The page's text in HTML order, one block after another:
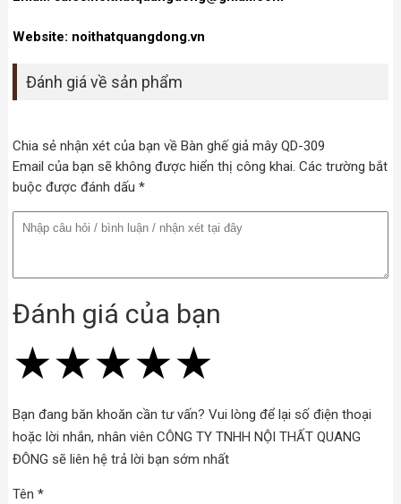
Website: noithatquangdong.vn
Đánh giá về sản phẩm
Chia sẻ nhận xét của bạn về Bàn ghế giả mây QD-309
Email của bạn sẽ không được hiển thị công khai. Các trường bắt
buộc được đánh dấu *
Đánh giá của bạn
★
★★
★★★
★★★★
★★★★★
Bạn đang băn khoăn cần tư vấn? Vui lòng để lại số điện thoại
hoặc lời nhắn, nhân viên CÔNG TY TNHH NỘI THẤT QUANG
ĐÔNG sẽ liên hệ trả lời bạn sớm nhất
Tên *